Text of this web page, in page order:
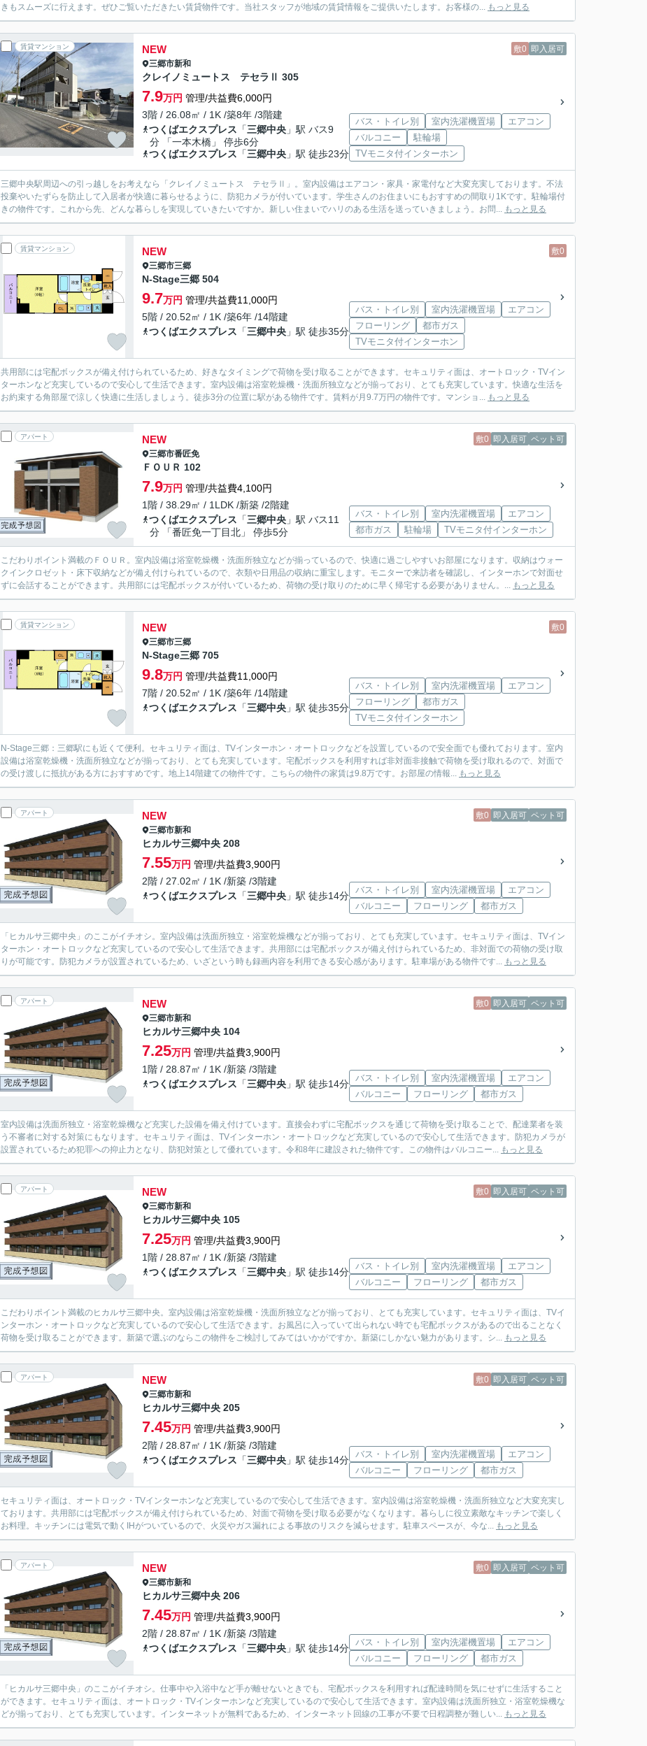
きもスムーズに行えます。ぜひご覧いただきたい賃貸物件です。当社スタッフが地域の賃貸情報をご提供いたします。お客様の... もっと見る
賃貸マンション 敷0 即入居可
NEW
三郷市新和
クレイノミュートス テセラⅡ 305
7.9万円 管理/共益費6,000円
3階 / 26.08㎡ / 1K /築8年 /3階建
つくばエクスプレス 「三郷中央 」駅 バス9
分 「一本木橋」 停歩6分
つくばエクスプレス 「三郷中央 」駅 徒歩23分
バス・トイレ別 室内洗濯機置場
エアコン
バルコニー
駐輪場
TVモニタ付インターホン
三郷中央駅周辺への引っ越しをお考えなら「クレイノミュートス テセラⅡ」。室内設備はエアコン・家具・家電付など大変充実しております。不法
投棄やいたずらを防止して入居者が快適に暮らせるように、防犯カメラが付いています。学生さんのお住まいにもおすすめの間取り1Kです。駐輪場付
きの物件です。これから先、どんな暮らしを実現していきたいですか。新しい住まいでハリのある生活を送っていきましょう。お問... もっと見る
賃貸マンション 敷0
NEW
三郷市三郷
N-Stage三郷 504
9.7万円 管理/共益費11,000円
5階 / 20.52㎡ / 1K /築6年 /14階建
つくばエクスプレス 「三郷中央 」駅 徒歩35分
バス・トイレ別 室内洗濯機置場
エアコン
フローリング
都市ガス
TVモニタ付インターホン
共用部には宅配ボックスが備え付けられているため、好きなタイミングで荷物を受け取ることができます。セキュリティ面は、オートロック・TVイン
ターホンなど充実しているので安心して生活できます。室内設備は浴室乾燥機・洗面所独立などが揃っており、とても充実しています。快適な生活を
お約束する角部屋で涼しく快適に生活しましょう。徒歩3分の位置に駅がある物件です。賃料が月9.7万円の物件です。マンショ... もっと見る
アパート 敷0 即入居可 ペット可
NEW
三郷市番匠免
ＦＯＵＲ 102
7.9万円 管理/共益費4,100円
1階 / 38.29㎡ / 1LDK /新築 /2階建
つくばエクスプレス 「三郷中央 」駅 バス11
分 「番匠免一丁目北」 停歩5分
バス・トイレ別 室内洗濯機置場
エアコン
都市ガス
駐輪場 TVモニタ付インターホン
こだわりポイント満載のＦＯＵＲ。室内設備は浴室乾燥機・洗面所独立などが揃っているので、快適に過ごしやすいお部屋になります。収納はウォー
クインクロゼット・床下収納などが備え付けられているので、衣類や日用品の収納に重宝します。モニターで来訪者を確認し、インターホンで対面せ
ずに会話することができます。共用部には宅配ボックスが付いているため、荷物の受け取りのために早く帰宅する必要がありません。... もっと見る
賃貸マンション 敷0
NEW
三郷市三郷
N-Stage三郷 705
9.8万円 管理/共益費11,000円
7階 / 20.52㎡ / 1K /築6年 /14階建
つくばエクスプレス 「三郷中央 」駅 徒歩35分
バス・トイレ別 室内洗濯機置場
エアコン
フローリング
都市ガス
TVモニタ付インターホン
N-Stage三郷：三郷駅にも近くて便利。セキュリティ面は、TVインターホン・オートロックなどを設置しているので安全面でも優れております。室内
設備は浴室乾燥機・洗面所独立などが揃っており、とても充実しています。宅配ボックスを利用すれば非対面非接触で荷物を受け取れるので、対面で
の受け渡しに抵抗がある方におすすめです。地上14階建ての物件です。こちらの物件の家賃は9.8万です。お部屋の情報... もっと見る
アパート 敷0 即入居可 ペット可
NEW
三郷市新和
ヒカルサ三郷中央 208
7.55万円 管理/共益費3,900円
2階 / 27.02㎡ / 1K /新築 /3階建
つくばエクスプレス 「三郷中央 」駅 徒歩14分
バス・トイレ別 室内洗濯機置場
エアコン
バルコニー
フローリング 都市ガス
「ヒカルサ三郷中央」のここがイチオシ。室内設備は洗面所独立・浴室乾燥機などが揃っており、とても充実しています。セキュリティ面は、TVイン
ターホン・オートロックなど充実しているので安心して生活できます。共用部には宅配ボックスが備え付けられているため、非対面での荷物の受け取
りが可能です。防犯カメラが設置されているため、いざという時も録画内容を利用できる安心感があります。駐車場がある物件です... もっと見る
アパート 敷0 即入居可 ペット可
NEW
三郷市新和
ヒカルサ三郷中央 104
7.25万円 管理/共益費3,900円
1階 / 28.87㎡ / 1K /新築 /3階建
つくばエクスプレス 「三郷中央 」駅 徒歩14分
バス・トイレ別 室内洗濯機置場
エアコン
バルコニー
フローリング 都市ガス
室内設備は洗面所独立・浴室乾燥機など充実した設備を備え付けています。直接会わずに宅配ボックスを通じて荷物を受け取ることで、配達業者を装
う不審者に対する対策にもなります。セキュリティ面は、TVインターホン・オートロックなど充実しているので安心して生活できます。防犯カメラが
設置されているため犯罪への抑止力となり、防犯対策として優れています。令和8年に建設された物件です。この物件はバルコニー... もっと見る
アパート 敷0 即入居可 ペット可
NEW
三郷市新和
ヒカルサ三郷中央 105
7.25万円 管理/共益費3,900円
1階 / 28.87㎡ / 1K /新築 /3階建
つくばエクスプレス 「三郷中央 」駅 徒歩14分
バス・トイレ別 室内洗濯機置場
エアコン
バルコニー
フローリング 都市ガス
こだわりポイント満載のヒカルサ三郷中央。室内設備は浴室乾燥機・洗面所独立などが揃っており、とても充実しています。セキュリティ面は、TVイ
ンターホン・オートロックなど充実しているので安心して生活できます。お風呂に入っていて出られない時でも宅配ボックスがあるので出ることなく
荷物を受け取ることができます。新築で選ぶのならこの物件をご検討してみてはいかがですか。新築にしかない魅力があります。シ... もっと見る
アパート 敷0 即入居可 ペット可
NEW
三郷市新和
ヒカルサ三郷中央 205
7.45万円 管理/共益費3,900円
2階 / 28.87㎡ / 1K /新築 /3階建
つくばエクスプレス 「三郷中央 」駅 徒歩14分
バス・トイレ別 室内洗濯機置場
エアコン
バルコニー
フローリング 都市ガス
セキュリティ面は、オートロック・TVインターホンなど充実しているので安心して生活できます。室内設備は浴室乾燥機・洗面所独立など大変充実し
ております。共用部には宅配ボックスが備え付けられているため、対面で荷物を受け取る必要がなくなります。暮らしに役立素敵なキッチンで楽しく
お料理。キッチンには電気で動くIHがついているので、火災やガス漏れによる事故のリスクを減らせます。駐車スペースが、今な... もっと見る
アパート 敷0 即入居可 ペット可
NEW
三郷市新和
ヒカルサ三郷中央 206
7.45万円 管理/共益費3,900円
2階 / 28.87㎡ / 1K /新築 /3階建
つくばエクスプレス 「三郷中央 」駅 徒歩14分
バス・トイレ別 室内洗濯機置場
エアコン
バルコニー
フローリング 都市ガス
「ヒカルサ三郷中央」のここがイチオシ。仕事中や入浴中など手が離せないときでも、宅配ボックスを利用すれば配達時間を気にせずに生活すること
ができます。セキュリティ面は、オートロック・TVインターホンなど充実しているので安心して生活できます。室内設備は洗面所独立・浴室乾燥機な
どが揃っており、とても充実しています。インターネットが無料であるため、インターネット回線の工事が不要で日程調整が難しい... もっと見る